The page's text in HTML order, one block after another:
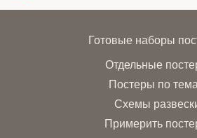
Готовые наборы
Отдельные
Постеры по
Схемы
Примерить